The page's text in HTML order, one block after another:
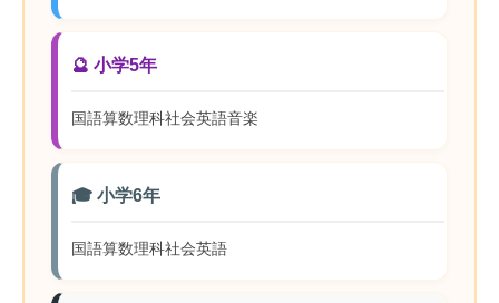
🔮 小学5年
国語算数理科社会英語音楽
🎓 小学6年
国語算数理科社会英語